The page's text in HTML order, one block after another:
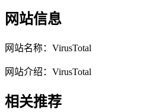
网站信息
网站名称： VirusTotal
网站介绍： VirusTotal
相关推荐